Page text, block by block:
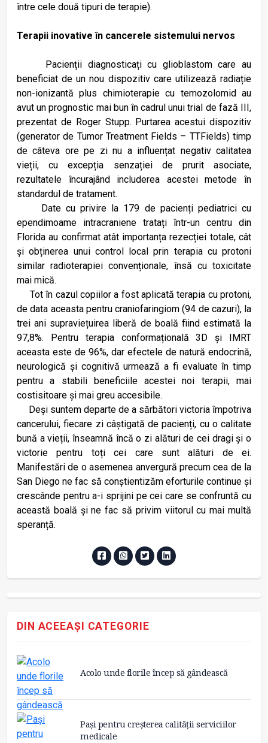
între cele două tipuri de terapie).
Terapii inovative în cancerele sistemului nervos
Pacienții diagnosticați cu glioblastom care au
beneficiat de un nou dispozitiv care utilizează radiație
non-ionizantă plus chimioterapie cu temozolomid au
avut un prognostic mai bun în cadrul unui trial de fază III,
prezentat de Roger Stupp. Purtarea acestui dispozitiv
(generator de Tumor Treatment Fields – TTFields) timp
de câteva ore pe zi nu a influențat negativ calitatea
vieții, cu excepția senzației de prurit asociate,
rezultatele încurajând includerea acestei metode în
standardul de tratament.
Date cu privire la 179 de pacienți pediatrici cu
ependimoame intracraniene tratați într-un centru din
Florida au confirmat atât importanța rezecției totale, cât
și obținerea unui control local prin terapia cu protoni
similar radioterapiei convenționale, însă cu toxicitate
mai mică.
Tot în cazul copiilor a fost aplicată terapia cu protoni,
de data aceasta pentru craniofaringiom (94 de cazuri), la
trei ani supraviețuirea liberă de boală fiind estimată la
97,8%. Pentru terapia conformațională 3D și IMRT
aceasta este de 96%, dar efectele de natură endocrină,
neurologică și cognitivă urmează a fi evaluate în timp
pentru a stabili beneficiile acestei noi terapii, mai
costisitoare și mai greu accesibile.
Deși suntem departe de a sărbători victoria împotriva
cancerului, fiecare zi câștigată de pacienți, cu o calitate
bună a vieții, înseamnă încă o zi alături de cei dragi și o
victorie pentru toți cei care sunt alături de ei.
Manifestări de o asemenea anvergură precum cea de la
San Diego ne fac să conștientizăm eforturile continue și
crescânde pentru a-i sprijini pe cei care se confruntă cu
această boală și ne fac să privim viitorul cu mai multă
speranță.
DIN ACEEAȘI CATEGORIE
Acolo unde florile încep să gândească
Pași pentru creșterea calității serviciilor
medicale